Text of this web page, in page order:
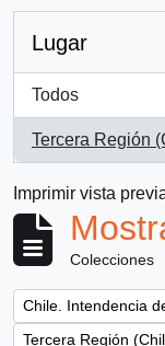
Lugar
Todos
Tercera Región
, 1 resultados
Imprimir vista
Colecciones
Remove filter:
Chile. Intendencia
Remove filter:
Tercera Región